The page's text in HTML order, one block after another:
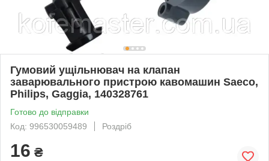
Гумовий ущільнювач на клапан
заварювального пристрою кавомашин Saeco,
Philips, Gaggia, 140328761
Готово до відправки
Код: 996530059489
Роздріб
16 ₴